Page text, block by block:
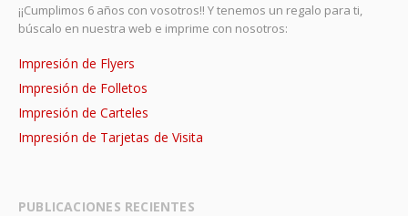
¡¡Cumplimos 6 años con vosotros!! Y tenemos un regalo para ti,
búscalo en nuestra web e imprime con nosotros:
Impresión de Flyers
Impresión de Folletos
Impresión de Carteles
Impresión de Tarjetas de Visita
PUBLICACIONES RECIENTES